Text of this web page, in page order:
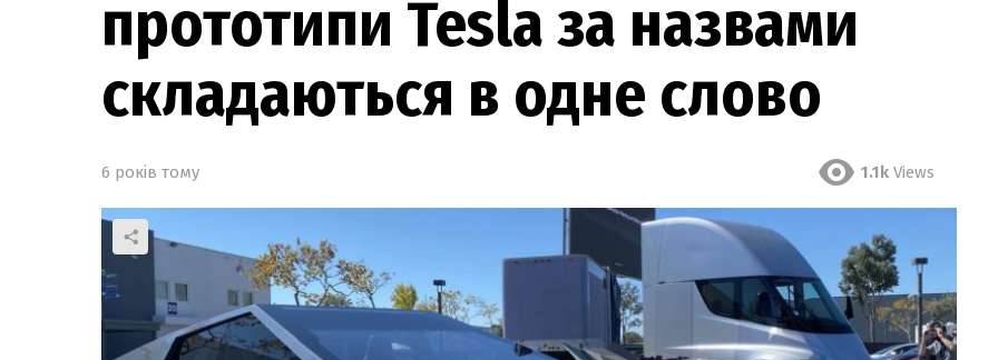
прототипи Tesla за назвами
складаються в одне слово
6 років тому 1.1k Views